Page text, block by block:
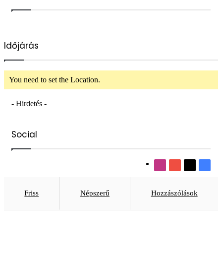
Időjárás
You need to set the Location.
- Hirdetés -
Social
Friss Népszerű Hozzászólások